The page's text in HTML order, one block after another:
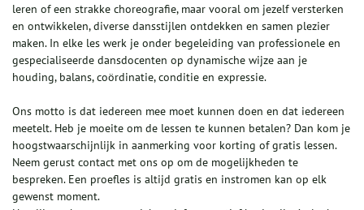
leren of een strakke choreografie, maar vooral om jezelf versterken
en ontwikkelen, diverse dansstijlen ontdekken en samen plezier
maken. In elke les werk je onder begeleiding van professionele en
gespecialiseerde dansdocenten op dynamische wijze aan je
houding, balans, coördinatie, conditie en expressie.
Ons motto is dat iedereen mee moet kunnen doen en dat iedereen
meetelt. Heb je moeite om de lessen te kunnen betalen? Dan kom je
hoogstwaarschijnlijk in aanmerking voor korting of gratis lessen.
Neem gerust contact met ons op om de mogelijkheden te
bespreken. Een proefles is altijd gratis en instromen kan op elk
gewenst moment.